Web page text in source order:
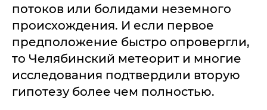
потоков или болидами неземного
происхождения. И если первое
предположение быстро опровергли,
то Челябинский метеорит и многие
исследования подтвердили вторую
гипотезу более чем полностью.